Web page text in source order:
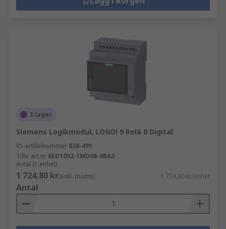
I lager
Siemens Logikmodul, LOGO! 9 Relä 8 Digital
RS-artikelnummer 838-491
Tillv. art.nr 6ED1052-1MD08-0BA3
Antal (1 enhet)
1 724,80 kr(exkl. moms) 1 724,80 kr/enhet
Antal